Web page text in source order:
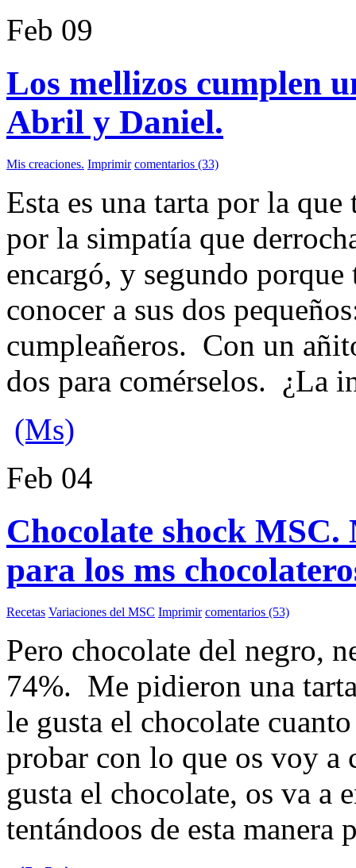
Feb 09
Los mellizos cumplen
Abril y Daniel.
Mis creaciones. Imprimir comentarios (33)
Esta es una tarta por la
por la simpatía que
encargó, y segundo
conocer a sus dos
cumpleañeros. Con un
dos para comérselos. ¿La
(Ms)
Feb 04
Chocolate shock
para los ms
Recetas Variaciones del MSC Imprimir comentarios (53)
Pero chocolate del negro,
74%. Me pidieron una
le gusta el chocolate
probar con lo que os voy
gusta el chocolate, os va a
tentándoos de esta manera